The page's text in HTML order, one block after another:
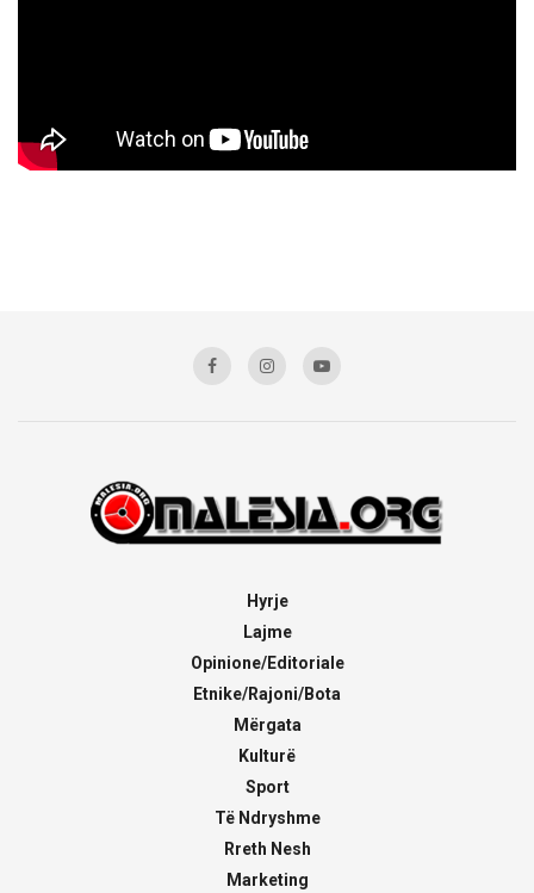
Hyrje
Lajme
Opinione/Editoriale
Etnike/Rajoni/Bota
Mërgata
Kulturë
Sport
Të Ndryshme
Rreth Nesh
Marketing